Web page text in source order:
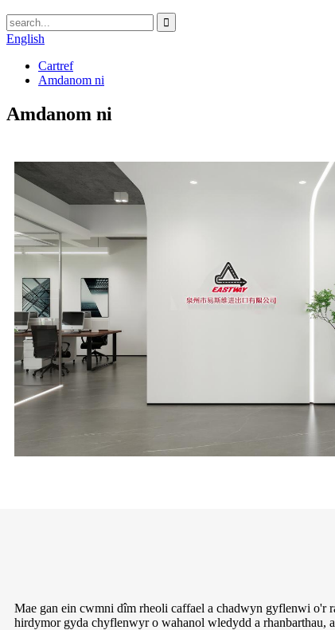
English
Cartref
Amdanom ni
Amdanom ni
Mae gan ein cwmni dîm rheoli caffael a chadwyn gyflenwi o'r
hirdymor gyda chyflenwyr o wahanol wledydd a rhanbarthau,